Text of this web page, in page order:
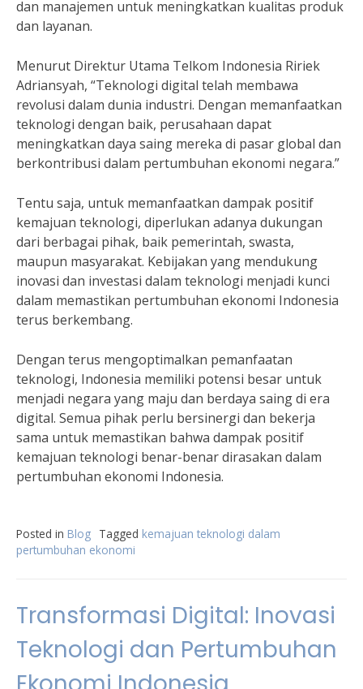
dan manajemen untuk meningkatkan kualitas produk
dan layanan.
Menurut Direktur Utama Telkom Indonesia Ririek
Adriansyah, “Teknologi digital telah membawa
revolusi dalam dunia industri. Dengan memanfaatkan
teknologi dengan baik, perusahaan dapat
meningkatkan daya saing mereka di pasar global dan
berkontribusi dalam pertumbuhan ekonomi negara.”
Tentu saja, untuk memanfaatkan dampak positif
kemajuan teknologi, diperlukan adanya dukungan
dari berbagai pihak, baik pemerintah, swasta,
maupun masyarakat. Kebijakan yang mendukung
inovasi dan investasi dalam teknologi menjadi kunci
dalam memastikan pertumbuhan ekonomi Indonesia
terus berkembang.
Dengan terus mengoptimalkan pemanfaatan
teknologi, Indonesia memiliki potensi besar untuk
menjadi negara yang maju dan berdaya saing di era
digital. Semua pihak perlu bersinergi dan bekerja
sama untuk memastikan bahwa dampak positif
kemajuan teknologi benar-benar dirasakan dalam
pertumbuhan ekonomi Indonesia.
Posted in Blog Tagged kemajuan teknologi dalam
pertumbuhan ekonomi
Transformasi Digital: Inovasi
Teknologi dan Pertumbuhan